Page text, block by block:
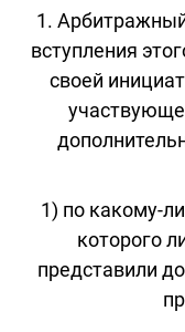
1.
вступления
своей
1) по какому-
которого
представили